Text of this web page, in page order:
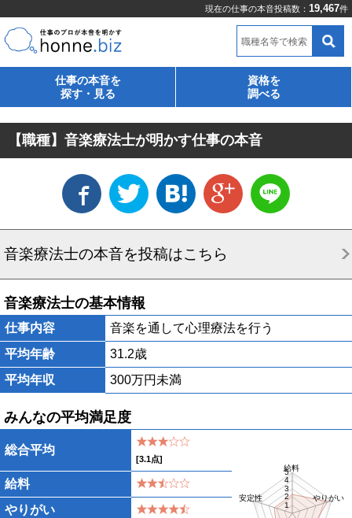
現在の仕事の本音投稿数： 19,467件
職種名等で検索
仕事の本音を
探す・見る
資格を
調べる
【職種】音楽療法士が明かす仕事の本音
音楽療法士の本音を投稿はこちら
音楽療法士の基本情報
仕事内容
音楽を通して心理療法を行う
平均年齢
31.2歳
平均年収
300万円未満
みんなの平均満足度
総合平均
[3.1点]
1
2
3
4
5
給料
やりがい
安定性
給料
やりがい